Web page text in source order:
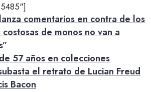
comentarios en contra de los
costosas de monos no van a
57 años en colecciones
el retrato de Lucian Freud
Bacon